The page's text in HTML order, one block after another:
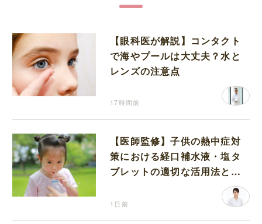
【眼科医が解説】コンタクト
で海やプールは大丈夫？水と
レンズの注意点
17時間前
【医師監修】子供の熱中症対
策における経口補水液・塩タ
ブレットの適切な活用法と水
1日前